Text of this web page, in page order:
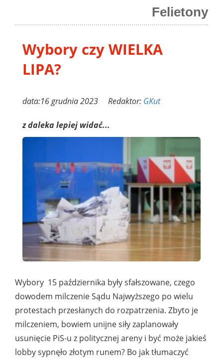
Felietony
Wybory czy WIELKA
LIPA?
data:16 grudnia 2023 Redaktor: GKut
z daleka lepiej widać...
Wybory 15 października były sfałszowane, czego
dowodem milczenie Sądu Najwyższego po wielu
protestach przesłanych do rozpatrzenia. Zbyto je
milczeniem, bowiem unijne siły zaplanowały
usunięcie PiS-u z politycznej areny i być może jakieś
lobby sypnęło złotym runem? Bo jak tłumaczyć